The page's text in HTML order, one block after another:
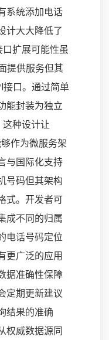
系统添加电话
计大大降低了
扩展可能性虽
提供服务但其
口。通过简单
能封装为独立
种设计让
作为微服务架
与国际化支持
号码但其架构
式。开发者可
成不同的归属
电话号码定位
更广泛的应用
据准确性保障
定期更新建议
结果的准确
权威数据源同